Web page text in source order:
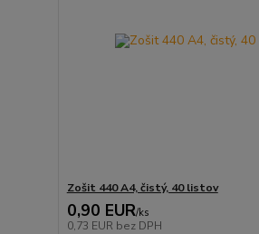
Zošit 440 A4, čistý, 40 listov
0,90 EUR/ks
0,73 EUR bez DPH